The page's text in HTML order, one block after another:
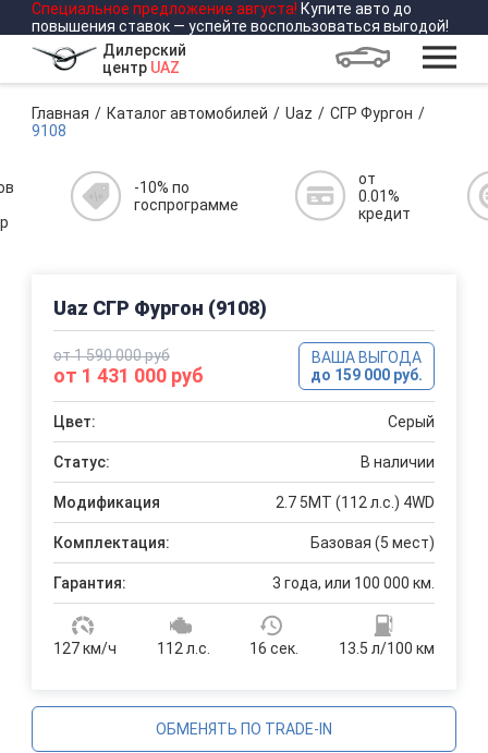
Специальное предложение августа! Купите авто до
повышения ставок — успейте воспользоваться выгодой!
Дилерский
центр UAZ
Главная Каталог автомобилей Uaz
СГР Фургон
9108
-10% по
госпрограмме
от
0.01%
кредит
Uaz СГР Фургон (9108)
от 1 590 000 руб
от 1 431 000 руб
ВАША ВЫГОДА
до 159 000 руб.
Цвет: Серый
Статус: В наличии
Модификация 2.7 5MT (112 л.с.) 4WD
Комплектация: Базовая (5 мест)
Гарантия: 3 года, или 100 000 км.
127 км/ч 112 л.с. 16 сек. 13.5 л/100 км
ОБМЕНЯТЬ ПО TRADE-IN